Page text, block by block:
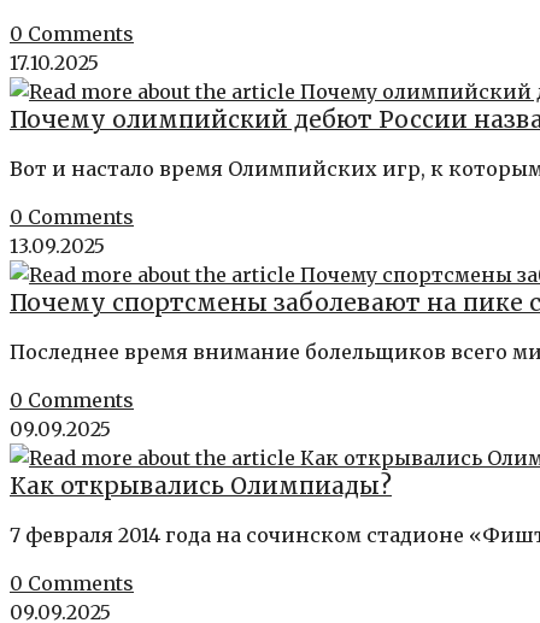
0 Comments
17.10.2025
Почему олимпийский дебют России
Вот и настало время Олимпийских игр, к
0 Comments
13.09.2025
Почему спортсмены заболевают на
Последнее время внимание болельщиков всего
0 Comments
09.09.2025
Как открывались Олимпиады?
7 февраля 2014 года на сочинском стадионе
0 Comments
09.09.2025